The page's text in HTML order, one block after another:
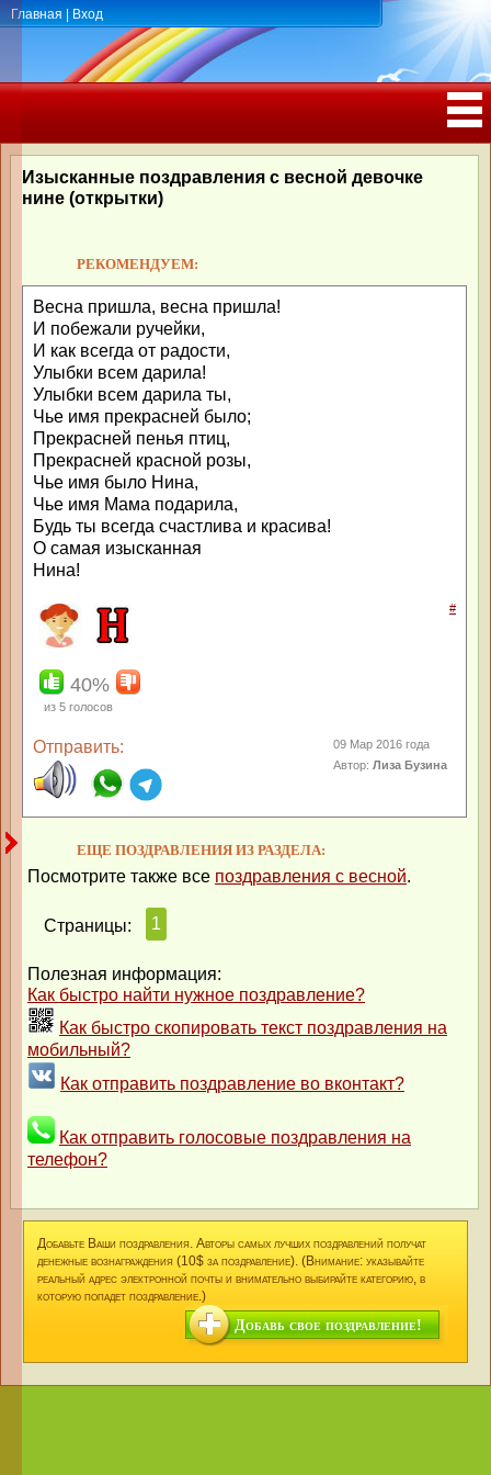
Главная Вход
РОЖДЕНИЯ, ЮБИЛЕЕМ
Изысканные поздравления с весной девочке
нине (открытки)
РЕКОМЕНДУЕМ:
Весна пришла, весна пришла!
И побежали ручейки,
И как всегда от радости,
Улыбки всем дарила!
Улыбки всем дарила ты,
Чье имя прекрасней было;
Прекрасней пенья птиц,
Прекрасней красной розы,
Чье имя было Нина,
Чье имя Мама подарила,
Будь ты всегда счастлива и красива!
О самая изысканная
Нина!
#
40%
из 5 голосов
Отправить:
09 Мар 2016 года
Автор:Лиза Бузина
ЕЩЕ ПОЗДРАВЛЕНИЯ ИЗ РАЗДЕЛА:
Посмотрите также все поздравления с весной.
Страницы: 1
Полезная информация:
Как быстро найти нужное поздравление?
Как быстро скопировать текст поздравления на
мобильный?
Как отправить поздравление во вконтакт?
Как отправить голосовые поздравления на
телефон?
Добавьте Ваши поздравления. Авторы самых лучших поздравлений получат
денежные вознаграждения (10$ за поздравление). (Внимание: указывайте
реальный адрес электронной почты и внимательно выбирайте категорию, в
которую попадет поздравление.)
Добавь свое поздравление!